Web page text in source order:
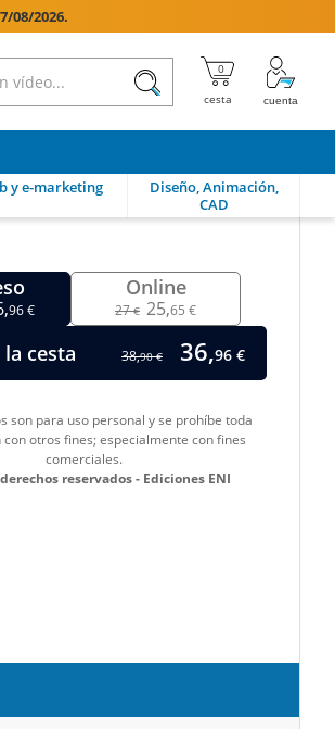
08/2026.

y e-marketing
Diseño, Animación,
CAD
96 €
Online
27€ 25,65 €
cesta 38,90 € 36,96 €
son para uso personal y se prohíbe toda
otros fines; especialmente con fines
comerciales.
reservados - Ediciones ENI